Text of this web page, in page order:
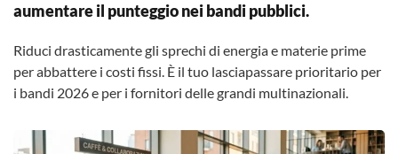
aumentare il punteggio nei bandi pubblici.
Riduci drasticamente gli sprechi di energia e materie prime
per abbattere i costi fissi. È il tuo lasciapassare prioritario per
i bandi 2026 e per i fornitori delle grandi multinazionali.